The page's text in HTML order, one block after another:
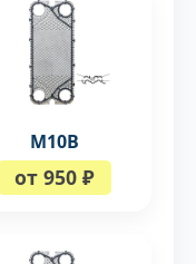
M10B
от 950 ₽